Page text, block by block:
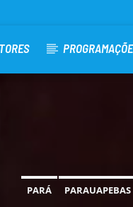
PARÁ PARAUAPEBAS